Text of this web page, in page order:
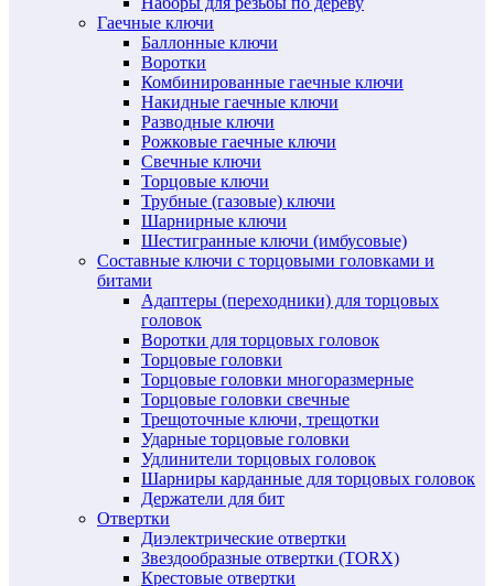
Гаечные ключи
Баллонные ключи
Воротки
Комбинированные гаечные ключи
Накидные гаечные ключи
Разводные ключи
Рожковые гаечные ключи
Свечные ключи
Торцовые ключи
Трубные (газовые) ключи
Шарнирные ключи
Шестигранные ключи (имбусовые)
Составные ключи с торцовыми головками и
битами
Адаптеры (переходники) для торцовых
головок
Воротки для торцовых головок
Торцовые головки
Торцовые головки многоразмерные
Торцовые головки свечные
Трещоточные ключи, трещотки
Ударные торцовые головки
Удлинители торцовых головок
Шарниры карданные для торцовых головок
Держатели для бит
Отвертки
Диэлектрические отвертки
Звездообразные отвертки (TORX)
Крестовые отвертки